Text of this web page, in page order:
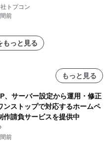
トプコン
前
もっと見る
もっと見る
、サーバー設定から運用・修正
ンストップで対応するホームペ
作請負サービスを提供中
前